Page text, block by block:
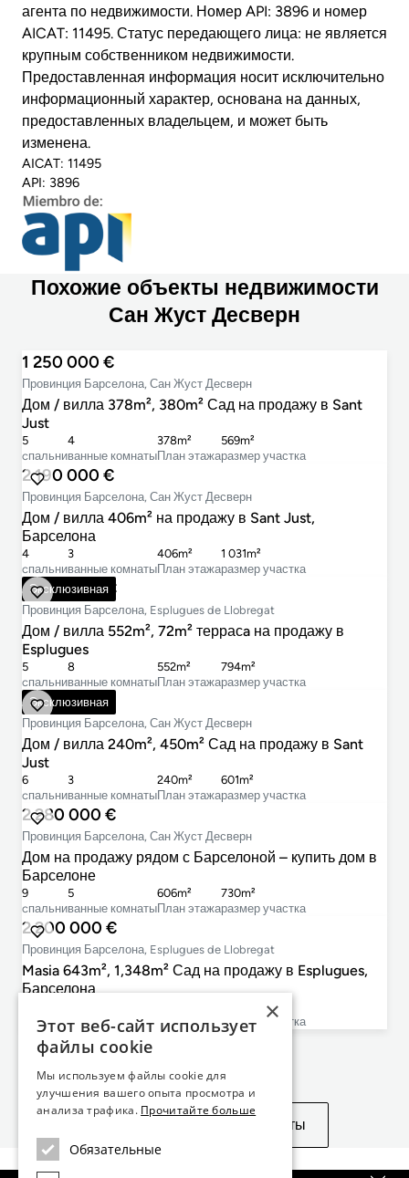
агента по недвижимости. Номер API: 3896 и номер
AICAT: 11495. Статус передающего лица: не является
крупным собственником недвижимости.
Предоставленная информация носит исключительно
информационный характер, основана на данных,
предоставленных владельцем, и может быть
изменена.
AICAT: 11495
API: 3896
Похожие объекты недвижимости
Сан Жуст Десверн
1 250 000 €
Провинция Барселона, Сан Жуст Десверн
Дом / вилла 378m², 380m² Сад на продажу в Sant
Just
cпальни
5
ванные комнаты
4
План этажа
378m²
размер участка
569m²
2 190 000 €
Провинция Барселона, Сан Жуст Десверн
Дом / вилла 406m² на продажу в Sant Just,
Барселона
cпальни
4
ванные комнаты
3
План этажа
406m²
размер участка
1 031m²
Эксклюзивная
2 650 000 €
Провинция Барселона, Esplugues de Llobregat
Дом / вилла 552m², 72m² террасa на продажу в
Esplugues
cпальни
5
ванные комнаты
8
План этажа
552m²
размер участка
794m²
Эксклюзивная
1 480 000 €
Провинция Барселона, Сан Жуст Десверн
Дом / вилла 240m², 450m² Сад на продажу в Sant
Just
cпальни
6
ванные комнаты
3
План этажа
240m²
размер участка
601m²
2 280 000 €
Провинция Барселона, Сан Жуст Десверн
Дом на продажу рядом с Барселоной – купить дом в
Барселоне
cпальни
9
ванные комнаты
5
План этажа
606m²
размер участка
730m²
2 200 000 €
Провинция Барселона, Esplugues de Llobregat
Masia 643m², 1,348m² Сад на продажу в Esplugues,
Барселона
cпальниванные комнаты План этажа размер участка
Не нашли то, что искали?
Посмотреть похожие объекты
×
Этот веб-сайт использует
файлы cookie
Мы используем файлы cookie для
улучшения вашего опыта просмотра и
анализа трафика. Прочитайте больше
Обязательные